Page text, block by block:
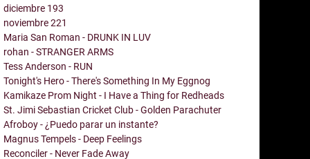
diciembre 193
noviembre221
Maria San Roman - DRUNK IN LUV
rohan - STRANGER ARMS
Tess Anderson - RUN
Tonight's Hero - There's Something In My Eggnog
Kamikaze Prom Night - I Have a Thing for Redheads
St. Jimi Sebastian Cricket Club - Golden Parachuter
Afroboy - ¿Puedo parar un instante?
Magnus Tempels - Deep Feelings
Reconciler - Never Fade Away